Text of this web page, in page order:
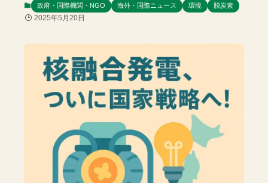
政府・国際機関・NGO 海外・国際ニュース 環境 脱炭素
2025年5月20日